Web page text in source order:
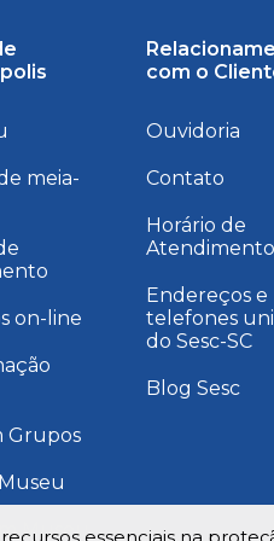
meia-
on-line
Grupos
Museu
com o
Ouvidoria
Contato
Horário de
Atendimento
Endereços e
telefones
do Sesc-SC
Blog Sesc